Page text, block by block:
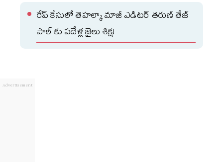
రేప్ కేసులో తెహల్కా మాజీ ఎడిటర్ తరుణ్ తేజ్
పాల్ కు పదేళ్ల జైలు శిక్ష!